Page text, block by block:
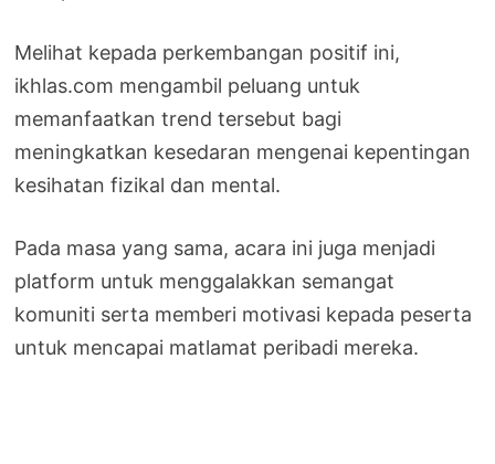
Melihat kepada perkembangan positif ini,
ikhlas.com mengambil peluang untuk
memanfaatkan trend tersebut bagi
meningkatkan kesedaran mengenai kepentingan
kesihatan fizikal dan mental.
Pada masa yang sama, acara ini juga menjadi
platform untuk menggalakkan semangat
komuniti serta memberi motivasi kepada peserta
untuk mencapai matlamat peribadi mereka.